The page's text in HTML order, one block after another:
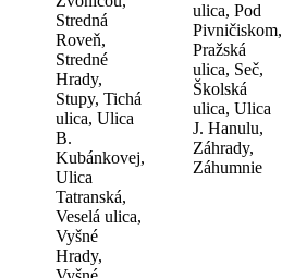
Stredná
Roveň,
Stredné
Hrady,
Stupy, Tichá
ulica, Ulica
B.
Kubánkovej,
Ulica
Tatranská,
Veselá ulica,
Vyšné
Hrady,
ulica, Pod
Pivničiskom,
Pražská
ulica, Seč,
Školská
ulica, Ulica
J. Hanulu,
Záhrady,
Záhumnie